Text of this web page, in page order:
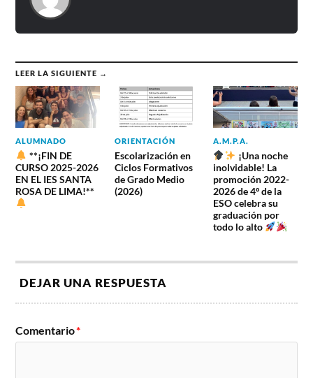
LEER LA SIGUIENTE →
ALUMNADO
**¡FIN DE
CURSO 2025-2026
EN EL IES SANTA
ROSA DE LIMA!**
ORIENTACIÓN
Escolarización en
Ciclos Formativos
de Grado Medio
(2026)
A.M.P.A.
¡Una noche
inolvidable! La
promoción 2022-
2026 de 4º de la
ESO celebra su
graduación por
todo lo alto
DEJAR UNA RESPUESTA
Comentario*